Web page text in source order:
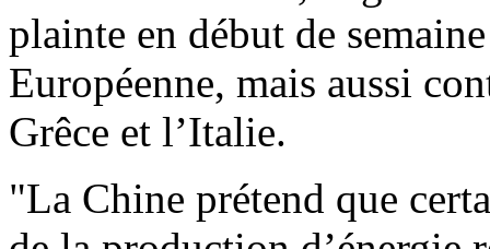
plainte en début de
Européenne, mais aussi
Grêce et l’Italie.
"La Chine prétend que